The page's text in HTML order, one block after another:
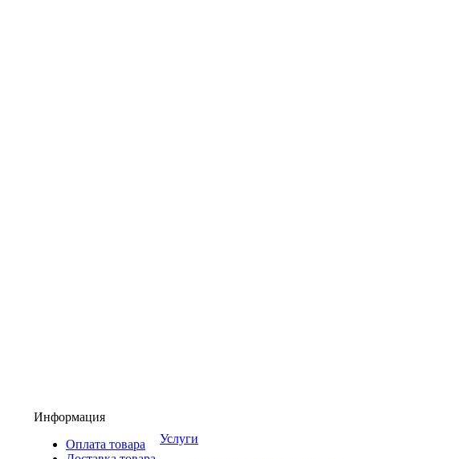
Информация
Оплата товара
Услуги